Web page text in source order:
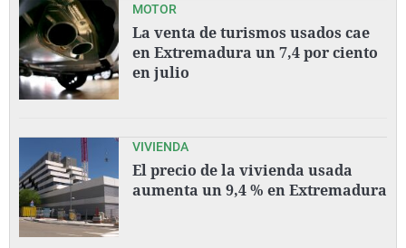
MOTOR
La venta de turismos usados cae
en Extremadura un 7,4 por ciento
en julio
VIVIENDA
El precio de la vivienda usada
aumenta un 9,4 % en Extremadura